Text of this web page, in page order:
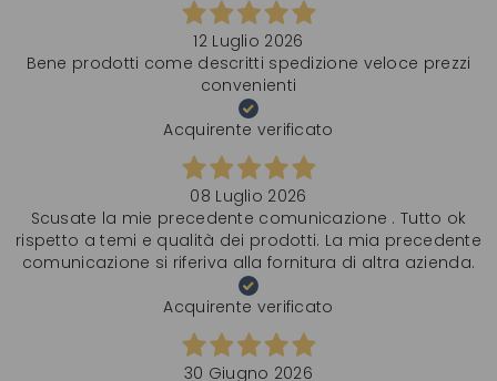
12 Luglio 2026
Bene prodotti come descritti spedizione veloce prezzi
convenienti
Acquirente verificato
08 Luglio 2026
Scusate la mie precedente comunicazione . Tutto ok
rispetto a temi e qualità dei prodotti. La mia precedente
comunicazione si riferiva alla fornitura di altra azienda.
Acquirente verificato
30 Giugno 2026